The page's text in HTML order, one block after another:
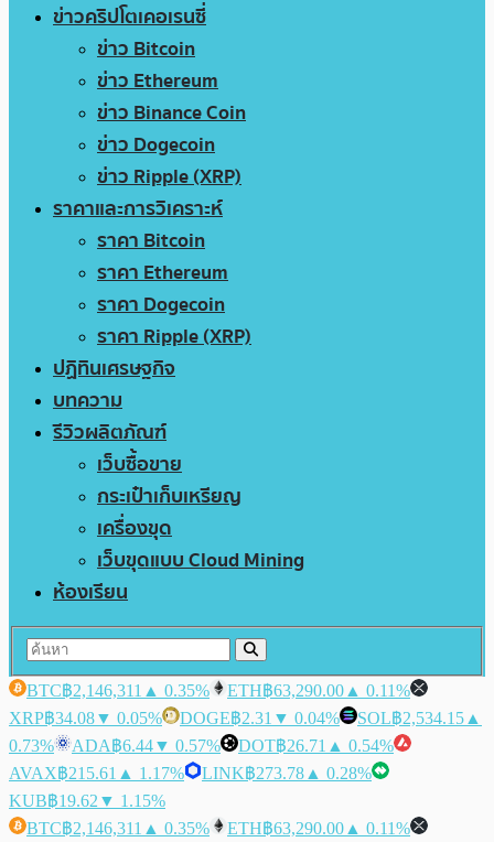
ข่าวคริปโตเคอเรนซี่
ข่าว Bitcoin
ข่าว Ethereum
ข่าว Binance Coin
ข่าว Dogecoin
ข่าว Ripple (XRP)
ราคาและการวิเคราะห์
ราคา Bitcoin
ราคา Ethereum
ราคา Dogecoin
ราคา Ripple (XRP)
ปฏิทินเศรษฐกิจ
บทความ
รีวิวผลิตภัณฑ์
เว็บซื้อขาย
กระเป๋าเก็บเหรียญ
เครื่องขุด
เว็บขุดแบบ Cloud Mining
ห้องเรียน
BTC฿2,146,311 ▲ 0.35% ETH฿63,290.00 ▲ 0.11%
XRP฿34.08▼ 0.05% DOGE฿2.31 ▼ 0.04% SOL฿2,534.15 ▲
0.73%
ADA฿6.44▼ 0.57% DOT฿26.71 ▲ 0.54%
AVAX฿215.61 ▲ 1.17% LINK฿273.78 ▲ 0.28%
KUB฿19.62 ▼ 1.15%
BTC฿2,146,311 ▲ 0.35% ETH฿63,290.00 ▲ 0.11%